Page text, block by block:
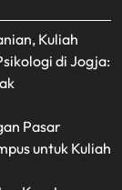
Kuliah
di Jogja:
Pasar
untuk Kuliah